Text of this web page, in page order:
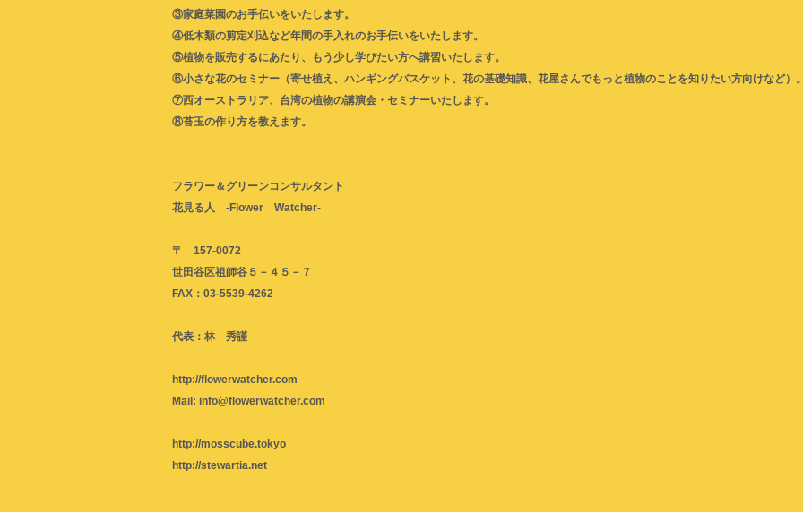
③家庭菜園のお手伝いをいたします。
④低木類の剪定刈込など年間の手入れのお手伝いをいたします。
⑤植物を販売するにあたり、もう少し学びたい方へ講習いたします。
⑥小さな花のセミナー（寄せ植え、ハンギングバスケット、花の基礎知識、花屋さんでもっと植物のことを知りたい方向けなど）
⑦西オーストラリア、台湾の植物の講演会・セミナーいたします。
⑧苔玉の作り方を教えます。
フラワー＆グリーンコンサルタント
花見る人 -Flower Watcher-
〒 157-0072
世田谷区祖師谷５－４５－７
FAX：03-5539-4262
代表：林 秀謹
http://flowerwatcher.com
Mail: info@flowerwatcher.com
http://mosscube.tokyo
http://stewartia.net